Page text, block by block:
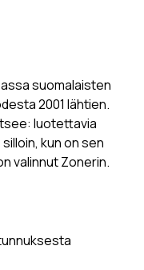
suomalaisten
2001 lähtien.
luotettavia
kun on sen
valinnut Zonerin.